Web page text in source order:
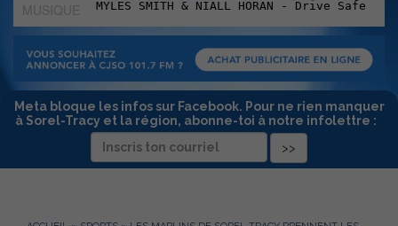
MUSIQUE
:
Meta bloque les infos sur Facebook. Pour ne rien manquer
à Sorel-Tracy et la région, abonne-toi à notre infolettre :